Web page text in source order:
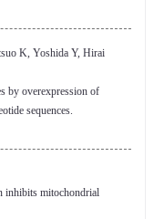
K, Yoshida Y, Hirai
by overexpression of
sequences.
inhibits mitochondrial